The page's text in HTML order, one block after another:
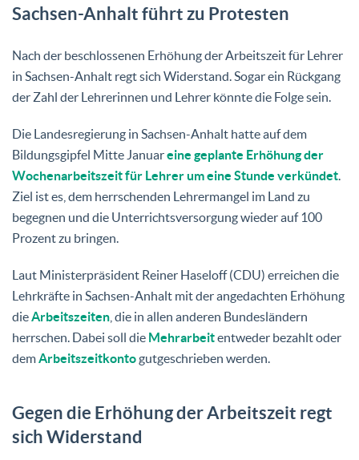
Sachsen-Anhalt führt zu Protesten
Nach der beschlossenen Erhöhung der Arbeitszeit für Lehrer
in Sachsen-Anhalt regt sich Widerstand. Sogar ein Rückgang
der Zahl der Lehrerinnen und Lehrer könnte die Folge sein.
Die Landesregierung in Sachsen-Anhalt hatte auf dem
Bildungsgipfel Mitte Januareine geplante Erhöhung der
Wochenarbeitszeit für Lehrer um eine Stunde verkündet.
Ziel ist es, dem herrschenden Lehrermangel im Land zu
begegnen und die Unterrichtsversorgung wieder auf 100
Prozent zu bringen.
Laut Ministerpräsident Reiner Haseloff (CDU) erreichen die
Lehrkräfte in Sachsen-Anhalt mit der angedachten Erhöhung
dieArbeitszeiten , die in allen anderen Bundesländern
herrschen. Dabei soll die Mehrarbeitentweder bezahlt oder
demArbeitszeitkontogutgeschrieben werden.
Gegen die Erhöhung der Arbeitszeit regt
sich Widerstand